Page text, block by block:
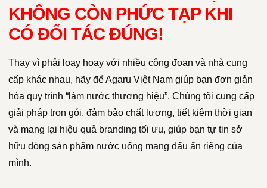
KHÔNG CÒN PHỨC TẠP KHI
CÓ ĐỐI TÁC ĐÚNG!
Thay vì phải loay hoay với nhiều công đoạn và nhà cung
cấp khác nhau, hãy để Agaru Việt Nam giúp bạn đơn giản
hóa quy trình “làm nước thương hiệu”. Chúng tôi cung cấp
giải pháp trọn gói, đảm bảo chất lượng, tiết kiệm thời gian
và mang lại hiệu quả branding tối ưu, giúp bạn tự tin sở
hữu dòng sản phẩm nước uống mang dấu ấn riêng của
mình.